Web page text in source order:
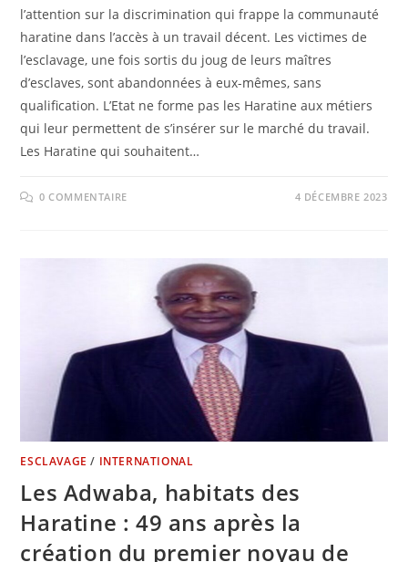
l’attention sur la discrimination qui frappe la communauté
haratine dans l’accès à un travail décent. Les victimes de
l’esclavage, une fois sortis du joug de leurs maîtres
d’esclaves, sont abandonnées à eux-mêmes, sans
qualification. L’Etat ne forme pas les Haratine aux métiers
qui leur permettent de s’insérer sur le marché du travail.
Les Haratine qui souhaitent…
0 COMMENTAIRE 4 DÉCEMBRE 2023
ESCLAVAGE / INTERNATIONAL
Les Adwaba, habitats des
Haratine : 49 ans après la
création du premier noyau de